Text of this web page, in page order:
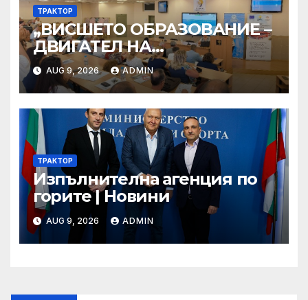
ТРАКТОР
„ВИСШЕТО ОБРАЗОВАНИЕ –
ДВИГАТЕЛ НА
ИНОВАЦИИТЕ И
РЕГИОНАЛНАТА
ТРАНСФОРМАЦИЯ“
AUG 9, 2026 ADMIN
ТРАКТОР
Изпълнителна агенция по
горите | Новини
AUG 9, 2026 ADMIN